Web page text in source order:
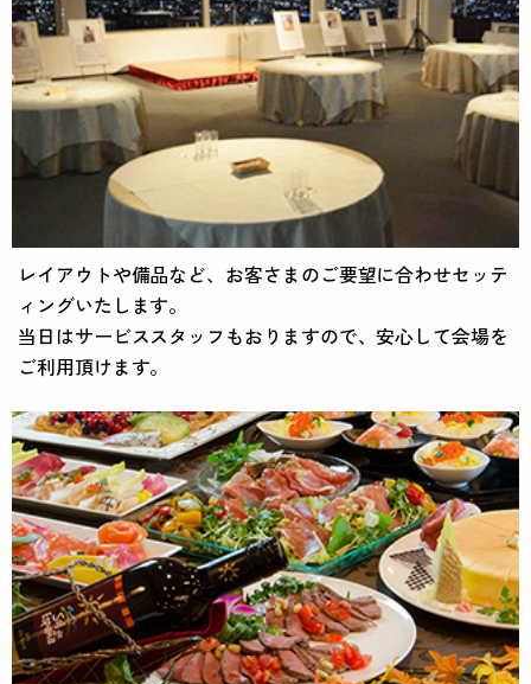
レイアウトや備品など、お客さまのご要望に合わせセッテ
ィングいたします。
当日はサービススタッフもおりますので、安心して会場を
ご利用頂けます。